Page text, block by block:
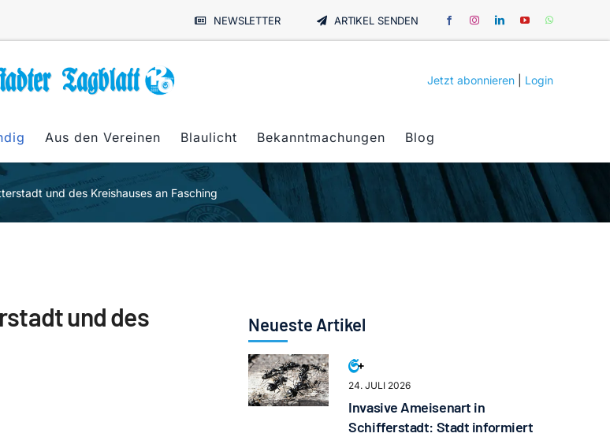
NEWSLETTER ARTIKEL SENDEN
Jetzt abonnieren Login
Aus den Vereinen Blaulicht Bekanntmachungen Blog
und des Kreishauses an Fasching
und des
Neueste Artikel
24. JULI 2026
Invasive Ameisenart in
Schifferstadt: Stadt informiert